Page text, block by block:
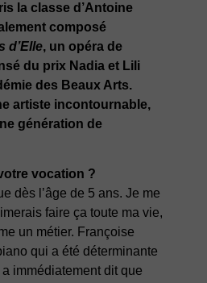
la classe d’Antoine
composé
d’Elle, un opéra de
du prix Nadia et Lili
des Beaux Arts.
artiste incontournable,
génération de
vocation ?
dès l’âge de 5 ans. Je me
faire ça toute ma vie,
un métier. Françoise
qui a été déterminante
immédiatement dit que